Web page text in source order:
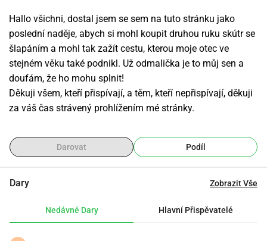
Hallo všichni, dostal jsem se sem na tuto stránku jako
poslední naděje, abych si mohl koupit druhou ruku skútr se
šlapáním a mohl tak zažít cestu, kterou moje otec ve
stejném věku také podnikl. Už odmalička je to můj sen a
doufám, že ho mohu splnit!
Děkuji všem, kteří přispívají, a těm, kteří nepřispívají, děkuji
za váš čas strávený prohlížením mé stránky.
Darovat Podíl
Dary Zobrazit Vše
Nedávné Dary Hlavní Přispěvatelé